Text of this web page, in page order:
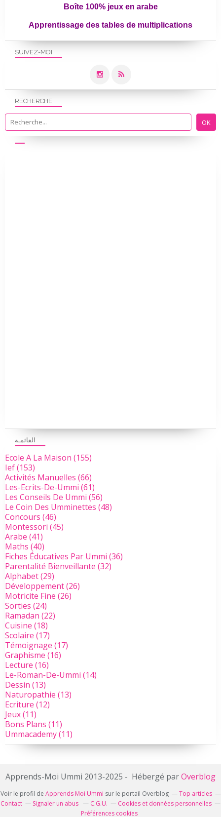
SUIVEZ-MOI
RECHERCHE
القائمـة
Ecole A La Maison (155)
Ief(153)
Activités Manuelles (66)
Les-Ecrits-De-Ummi (61)
Les Conseils De Ummi (56)
Le Coin Des Umminettes (48)
Concours (46)
Montessori (45)
Arabe (41)
Maths (40)
Fiches Éducatives Par Ummi (36)
Parentalité Bienveillante (32)
Alphabet(29)
Développement(26)
Motricite Fine (26)
Sorties (24)
Ramadan (22)
Cuisine (18)
Scolaire (17)
Témoignage (17)
Graphisme (16)
Lecture (16)
Le-Roman-De-Ummi (14)
Dessin (13)
Naturopathie (13)
Ecriture (12)
Jeux(11)
Bons Plans (11)
Ummacademy(11)
Boîte 100% jeux en arabe
Apprentissage des tables de multiplications
Apprends-Moi Ummi 2013-2025 - Hébergé parOverblog
Voir le profil de Apprends Moi Ummi sur le portail Overblog
Top articles
Contact
Signaler un abus C.G.U.
Cookies et données personnelles
Préférences cookies